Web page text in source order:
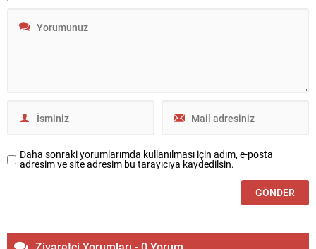
Daha sonraki yorumlarımda kullanılması için adım, e-posta
adresim ve site adresim bu tarayıcıya kaydedilsin.